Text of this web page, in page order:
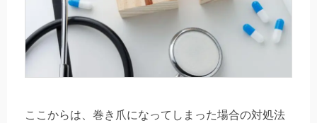
ここからは、巻き爪になってしまった場合の対処法